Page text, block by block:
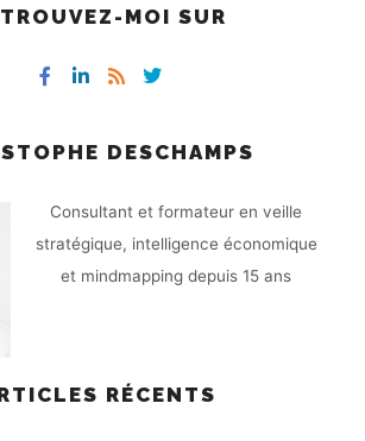
MOI SUR
DESCHAMPS
Consultant et formateur en veille
stratégique, intelligence économique
et mindmapping depuis 15 ans
RÉCENTS